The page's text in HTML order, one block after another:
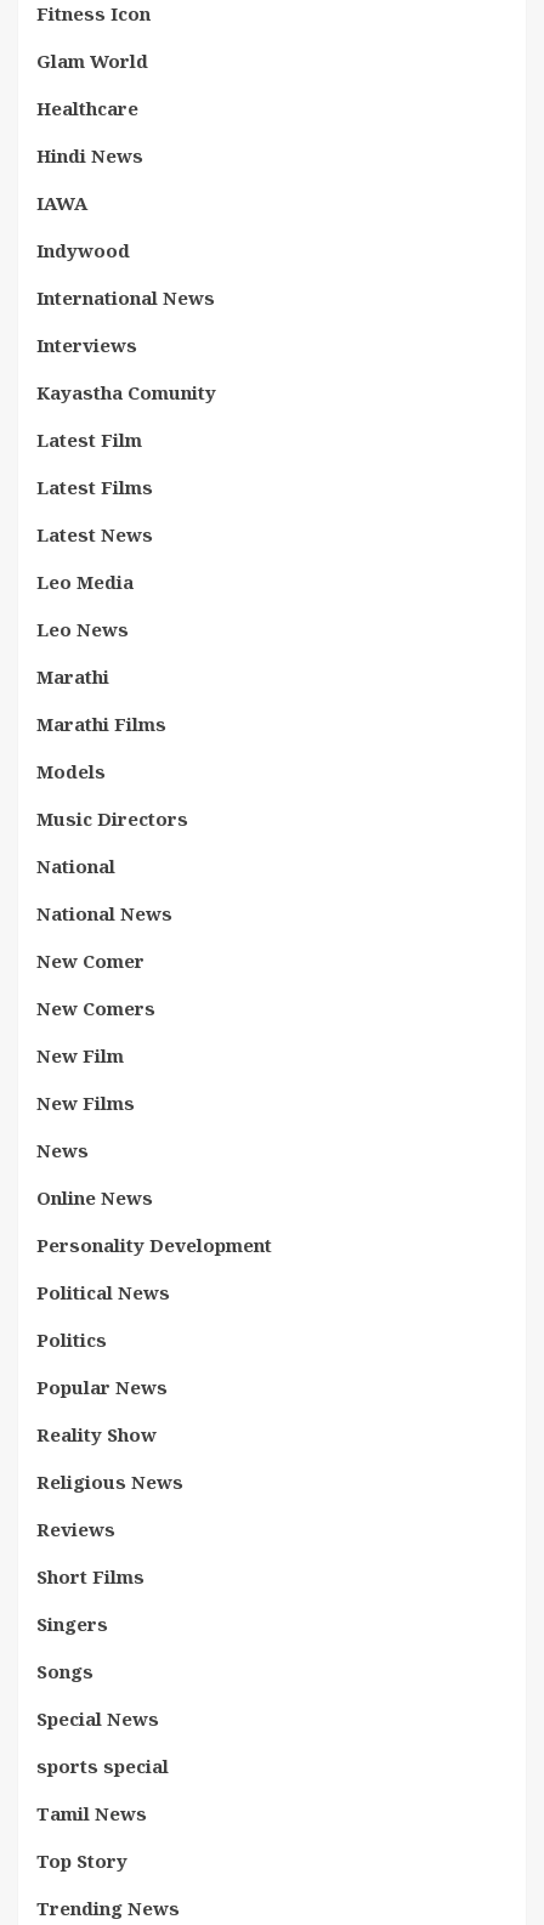
Fitness Icon
Glam World
Healthcare
Hindi News
IAWA
Indywood
International News
Interviews
Kayastha Comunity
Latest Film
Latest Films
Latest News
Leo Media
Leo News
Marathi
Marathi Films
Models
Music Directors
National
National News
New Comer
New Comers
New Film
New Films
News
Online News
Personality Development
Political News
Politics
Popular News
Reality Show
Religious News
Reviews
Short Films
Singers
Songs
Special News
sports special
Tamil News
Top Story
Trending News